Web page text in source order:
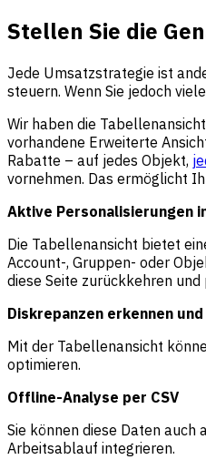
Stellen Sie die
Jede Umsatzstrategie ist
steuern. Wenn Sie jedoch
Wir haben die
vorhandene Erweiterte
Rabatte – auf jedes Objekt,
vornehmen. Das ermöglicht
Aktive Personalisierungen
Die Tabellenansicht bietet
Account-, Gruppen- oder
diese Seite zurückkehren
Diskrepanzen erkennen
Mit der Tabellenansicht
optimieren.
Offline-Analyse per CSV
Sie können diese Daten
Arbeitsablauf integrieren.